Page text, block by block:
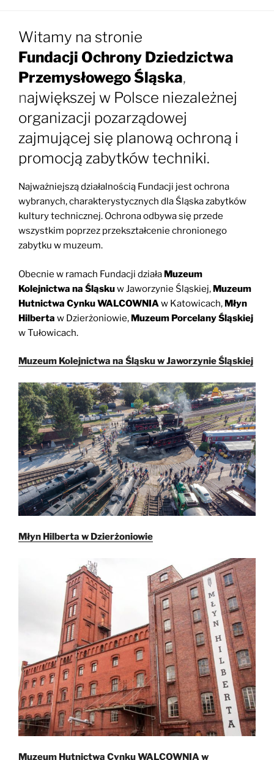
Witamy na stronie
Fundacji Ochrony Dziedzictwa
Przemysłowego Śląska,
największej w Polsce niezależnej
organizacji pozarządowej
zajmującej się planową ochroną i
promocją zabytków techniki.
Najważniejszą działalnością Fundacji jest ochrona
wybranych, charakterystycznych dla Śląska zabytków
kultury technicznej. Ochrona odbywa się przede
wszystkim poprzez przekształcenie chronionego
zabytku w muzeum.
Obecnie w ramach Fundacji działa Muzeum
Kolejnictwa na Śląskuw Jaworzynie Śląskiej, Muzeum
Hutnictwa CynkuWALCOWNIAw Katowicach, Młyn
Hilberta w Dzierżoniowie, Muzeum Porcelany Śląskiej
w Tułowicach.
Muzeum Kolejnictwa na Śląsku w Jaworzynie Śląskiej
Młyn Hilberta w Dzierżoniowie
Muzeum Hutnictwa Cynku WALCOWNIA w